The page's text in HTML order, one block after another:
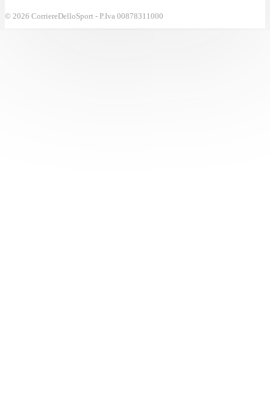
© 2026 CorriereDelloSport - P.Iva 00878311000